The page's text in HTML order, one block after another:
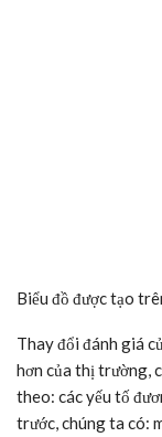
Biểu đồ được tạo
Thay đổi đánh giá
hơn của thị trường,
theo: các yếu tố
trước, chúng ta có: